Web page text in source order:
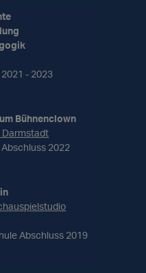
- 2023
Bühnenclown
Darmstadt
2022
Abschluss 2019